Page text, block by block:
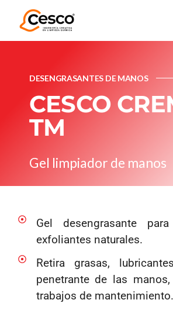
DESENGRASANTES DE MANOS
CESCO
TM
Gel limpiador de manos
Gel desengrasante
exfoliantes naturales.
Retira grasas,
penetrante de las
trabajos de mantenimiento.